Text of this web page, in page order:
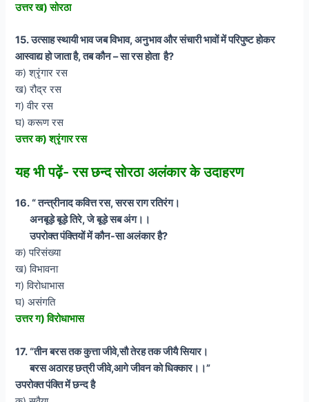
उत्तर ख) सोरठा
15. उत्साह स्थायी भाव जब विभाव, अनुभाव और संचारी भावों में परिपुष्ट होकर
आस्वाद्य हो जाता है, तब कौन – सा रस होता है?
क) श्रृंगार रस
ख) रौद्र रस
ग) वीर रस
घ) करूण रस
उत्तर क) श्रृंगार रस
यह भी पढ़ें- रस छन्द सोरठा अलंकार के उदाहरण
16. “ तन्त्रीनाद कवित्त रस, सरस राग रतिरंग।
अनबूड़े बूड़े तिरे, जे बूड़े सब अंग।।
उपरोक्त पंक्तियों में कौन-सा अलंकार है?
क) परिसंख्या
ख) विभावना
ग) विरोधाभास
घ) असंगति
उत्तर ग) विरोधाभास
17. “तीन बरस तक कुत्ता जीवे,सौ तेरह तक जीयै सियार।
बरस अठारह छत्री जीवे,आगे जीवन को धिक्कार।।”
उपरोक्त पंक्ति में छन्द है